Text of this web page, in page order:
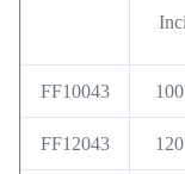
Inci
FF10043
FF12043